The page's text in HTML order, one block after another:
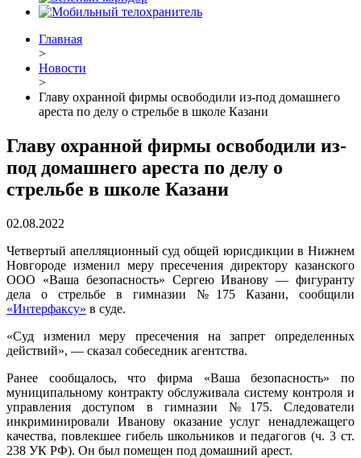
Главная
>
Новости
>
Главу охранной фирмы освободили из-под домашнего
ареста по делу о стрельбе в школе Казани
Главу охранной фирмы освободили из-
под домашнего ареста по делу о
стрельбе в школе Казани
02.08.2022
Четвертый апелляционный суд общей юрисдикции в Нижнем
Новгороде изменил меру пресечения директору казанского
ООО «Ваша безопасность» Сергею Иванову — фигуранту
дела о стрельбе в гимназии №175 Казани, сообщили
«Интерфаксу» в суде.
«Суд изменил меру пресечения на запрет определенных
действий», — сказал собеседник агентства.
Ранее сообщалось, что фирма «Ваша безопасность» по
муниципальному контракту обслуживала систему контроля и
управления доступом в гимназии №175. Следователи
инкриминировали Иванову оказание услуг ненадлежащего
качества, повлекшее гибель школьников и педагогов (ч. 3 ст.
238 УК РФ). Он был помещен под домашний арест.